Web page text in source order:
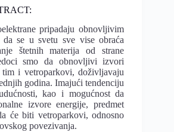
pripadaju obnovljivim
se u svetu sve vise obraća
štetnih materija od strane
smo da obnovljivi izvori
tim i vetroparkovi, doživljavaju
godina. Imajući tendenciju
kao i mogućnost da
izvore energije, predmet
će biti vetroparkovi, odnosno
povezivanja.